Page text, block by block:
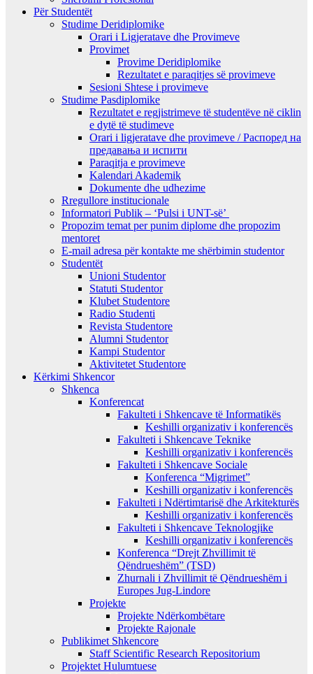
Për Studentët
Studime Deridiplomike
Orari i Ligjeratave dhe Provimeve
Provimet
Provime Deridiplomike
Rezultatet e paraqitjes së provimeve
Sesioni Shtese i provimeve
Studime Pasdiplomike
Rezultatet e regjistrimeve të studentëve në ciklin
e dytë të studimeve
Orari i ligjeratave dhe provimeve / Распоред на
предавањa и испити
Paraqitja e provimeve
Kalendari Akademik
Dokumente dhe udhezime
Rregullore institucionale
Informatori Publik – ‘Pulsi i UNT-së’
Propozim temat per punim diplome dhe propozim
mentoret
E-mail adresa për kontakte me shërbimin studentor
Studentët
Unioni Studentor
Statuti Studentor
Klubet Studentore
Radio Studenti
Revista Studentore
Alumni Studentor
Kampi Studentor
Aktivitetet Studentore
Kërkimi Shkencor
Shkenca
Konferencat
Fakulteti i Shkencave të Informatikës
Keshilli organizativ i konferencës
Fakulteti i Shkencave Teknike
Keshilli organizativ i konferencës
Fakulteti i Shkencave Sociale
Konferenca “Migrimet”
Keshilli organizativ i konferencës
Fakulteti i Ndërtimtarisë dhe Arkitekturës
Keshilli organizativ i konferencës
Fakulteti i Shkencave Teknologjike
Keshilli organizativ i konferencës
Konferenca “Drejt Zhvillimit të
Qëndrueshëm” (TSD)
Zhurnali i Zhvillimit të Qëndrueshëm i
Europes Jug-Lindore
Projekte
Projekte Ndërkombëtare
Projekte Rajonale
Publikimet Shkencore
Staff Scientific Research Repositorium
Projektet Hulumtuese